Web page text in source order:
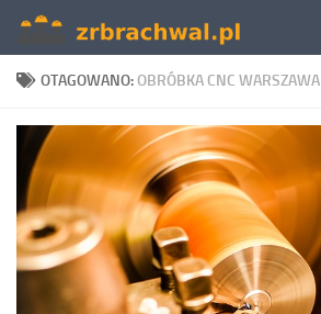
Skip to content
OTAGOWANO:OBRÓBKA CNC WARSZAWA